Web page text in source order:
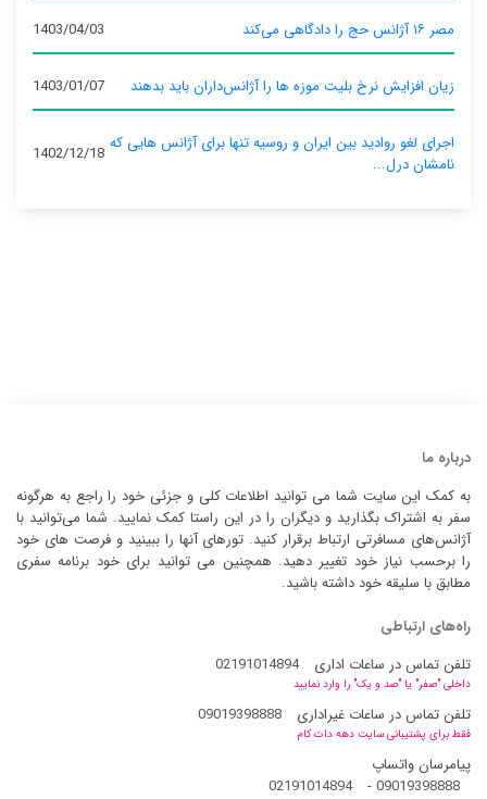
مصر ۱۶ آژانس حج را دادگاهی می‌کند 1403/04/03
زیان افزایش نرخ بلیت موزه ها را آژانس‌داران باید بدهند 1403/01/07
اجرای لغو روادید بین ایران و روسیه تنها برای آژانس‌ هایی که
نامشان درل...
1402/12/18
درباره ما
به کمک این سایت شما می توانید اطلاعات کلی و جزئی خود را راجع به هرگونه
سفر به اشتراک بگذارید و دیگران را در این راستا کمک نمایید. شما می‌توانید با
آژانس‌های مسافرتی ارتباط برقرار کنید. تورهای آنها را ببینید و فرصت های خود
را برحسب نیاز خود تغییر دهید. همچنین می توانید برای خود برنامه سفری
مطابق با سلیقه خود داشته باشید.
راه‌های ارتباطی
تلفن تماس در ساعات اداری
02191014894
داخلی "صفر" یا "صد و یک" را وارد نمایید
تلفن تماس در ساعات غیراداری 09019398888
فقط برای پشتیبانی سایت دهه دات کام
پیامرسان واتساپ
09019398888
-
02191014894